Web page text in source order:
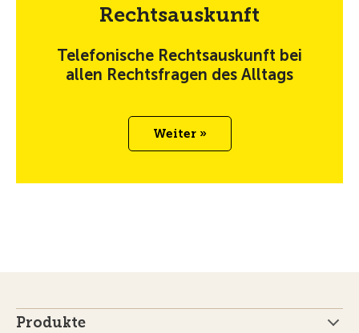
Rechtsauskunft
Telefonische Rechtsauskunft bei
allen Rechtsfragen des Alltags
Weiter »
Produkte